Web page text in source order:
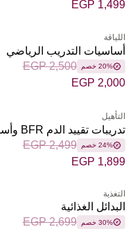
EGP 1,499
اللياقة
أساسيات التدريب الرياضي
20% خصم
EGP 2,500
EGP 2,000
التأهيل
تدريبات تقييد الدم BFR وأساليب التنشيط العضلي
24% خصم
EGP 2,499
EGP 1,899
التغذية
البدائل الغذائية
30% خصم
EGP 2,699